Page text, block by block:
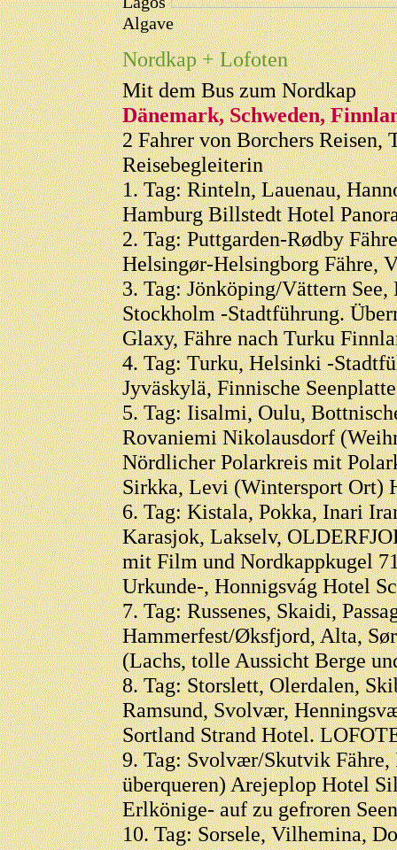
Algave
Nordkap + Lofoten
Mit dem Bus zum Nordkap
Dänemark, Schweden,
2 Fahrer von Borchers Reisen,
Reisebegleiterin
1. Tag: Rinteln, Lauenau,
Hamburg Billstedt Hotel
2. Tag: Puttgarden-Rødby
Helsingør-Helsingborg Fähre,
3. Tag: Jönköping/Vättern
Stockholm -Stadtführung.
Glaxy, Fähre nach Turku
4. Tag: Turku, Helsinki -
Jyväskylä, Finnische
5. Tag: Iisalmi, Oulu,
Rovaniemi Nikolausdorf
Nördlicher Polarkreis mit
Sirkka, Levi (Wintersport Ort)
6. Tag: Kistala, Pokka, Inari
Karasjok, Lakselv,
mit Film und Nordkappkugel
Urkunde-, Honnigsvág Hotel
7. Tag: Russenes, Skaidi,
Hammerfest/Øksfjord, Alta,
(Lachs, tolle Aussicht Berge
8. Tag: Storslett, Olerdalen,
Ramsund, Svolvær,
Sortland Strand Hotel.
9. Tag: Svolvær/Skutvik
überqueren) Arejeplop Hotel
Erlkönige- auf zu gefroren
10. Tag: Sorsele, Vilhemina,